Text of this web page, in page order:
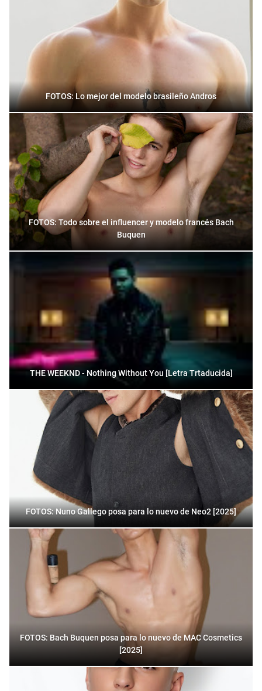
FOTOS: Lo mejor del modelo brasileño Andros
FOTOS: Todo sobre el influencer y modelo francés Bach
Buquen
THE WEEKND - Nothing Without You [Letra Trtaducida]
FOTOS: Nuno Gallego posa para lo nuevo de Neo2 [2025]
FOTOS: Bach Buquen posa para lo nuevo de MAC Cosmetics
[2025]